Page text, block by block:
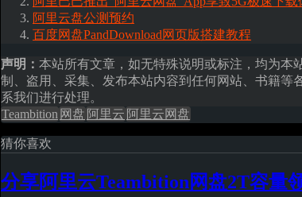
阿里云盘公测预约
百度网盘PandDownload网页版搭建教程
声明： 本站所有文章，如无特殊说明或标注，均为本
制、盗用、采集、发布本站内容到任何网站、书籍
系我们进行处理。
Teambition 网盘 阿里云 阿里云网盘
猜你喜欢
分享阿里云Teambition网盘2T容量